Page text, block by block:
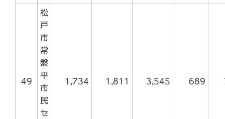
49
松
戸
市
常
盤
平
市
民
セ
1,734 1,811 3,545 689